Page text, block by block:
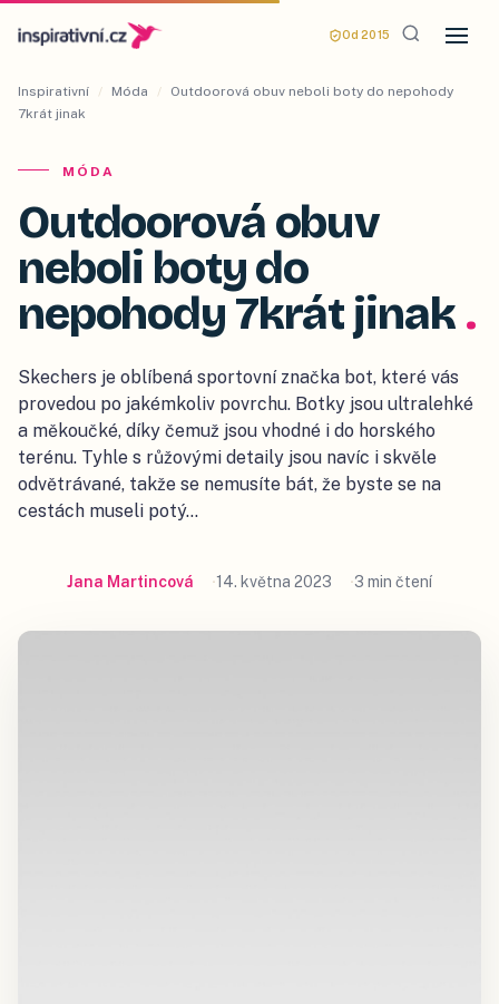
Od 2015
Inspirativní / Móda /
Outdoorová obuv neboli boty do nepohody
7krát jinak
MÓDA
Outdoorová obuv
neboli boty do
nepohody 7krát jinak .
Skechers je oblíbená sportovní značka bot, které vás
provedou po jakémkoliv povrchu. Botky jsou ultralehké
a měkoučké, díky čemuž jsou vhodné i do horského
terénu. Tyhle s růžovými detaily jsou navíc i skvěle
odvětrávané, takže se nemusíte bát, že byste se na
cestách museli potý…
Jana Martincová 14. května 2023 3 min čtení